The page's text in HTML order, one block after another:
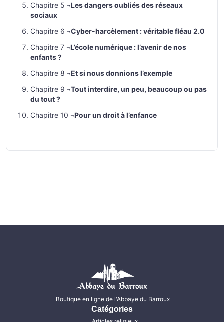
Chapitre 5 ¬Les dangers oubliés des réseaux
sociaux
Chapitre 6 ¬Cyber-harcèlement : véritable fléau 2.0
Chapitre 7 ¬L’école numérique : l’avenir de nos
enfants ?
Chapitre 8 ¬Et si nous donnions l’exemple
Chapitre 9 ¬Tout interdire, un peu, beaucoup ou pas
du tout ?
Chapitre 10 ¬Pour un droit à l’enfance
Boutique en ligne de l'Abbaye du Barroux
Catégories